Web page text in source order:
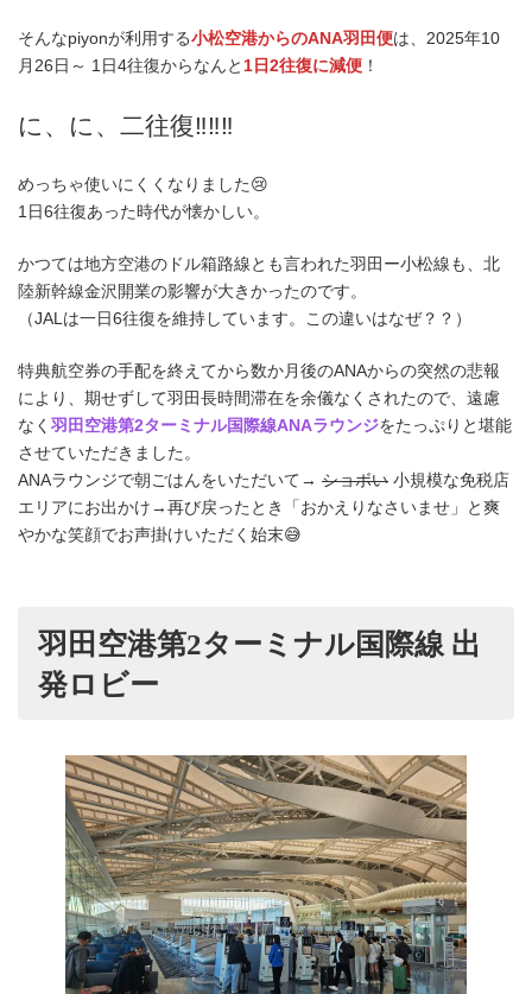
そんなpiyonが利用する小松空港からのANA羽田便は、2025年10
月26日～ 1日4往復からなんと1日2往復に減便 ！
に、に、二往復‼‼‼
めっちゃ使いにくくなりました😢
1日6往復あった時代が懐かしい。
かつては地方空港のドル箱路線とも言われた羽田ー小松線も、北
陸新幹線金沢開業の影響が大きかったのです。
（JALは一日6往復を維持しています。この違いはなぜ？？）
特典航空券の手配を終えてから数か月後のANAからの突然の悲報
により、期せずして羽田長時間滞在を余儀なくされたので、遠慮
なく 羽田空港第2ターミナル国際線ANAラウンジをたっぷりと堪能
させていただきました。
ANAラウンジで朝ごはんをいただいて→ ショボい 小規模な免税店
エリアにお出かけ→再び戻ったとき「おかえりなさいませ」と爽
やかな笑顔でお声掛けいただく始末😅
羽田空港第2ターミナル国際線 出
発ロビー